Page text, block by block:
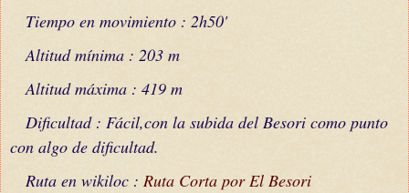
Tiempo en movimiento : 2h50'
Altitud mínima : 203 m
Altitud máxima : 419 m
Dificultad : Fácil,con la subida del Besori como punto
con algo de dificultad.
Ruta en wikiloc : Ruta Corta por El Besori